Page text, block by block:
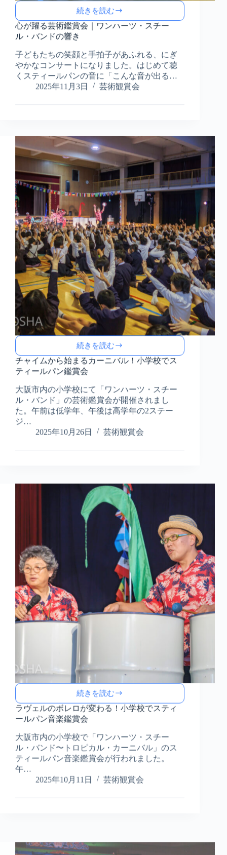
続きを読む
心
が
芸
術
鑑
賞
ハ
ー
ツ・
ス
ー
ル・
バ
ン
ド
の
響
き
心が躍る芸術鑑賞会｜ワンハーツ・スチー
ル・バンドの響き
子どもたちの笑顔と手拍子があふれる、にぎ
やかなコンサートになりました。はじめて聴
くスティールパンの音に「こんな音が出る…
2025年11月3日
芸術観賞会
続きを読む
チ
ャ
か
ら
始
る
小
学
賞
チャイムから始まるカーニバル！小学校でス
ティールパン鑑賞会
大阪市内の小学校にて「ワンハーツ・スチー
ル・バンド」の芸術鑑賞会が開催されまし
た。午前は低学年、午後は高学年の2ステー
ジ…
2025年10月26日
芸術観賞会
続きを読む
ラ
ヴ
ェ
の
ボ
レ
ロ
が
変
で
ラヴェルのボレロが変わる！小学校でスティ
ールパン音楽鑑賞会
大阪市内の小学校で「ワンハーツ・スチー
ル・バンド〜トロピカル・カーニバル」のス
ティールパン音楽鑑賞会が行われました。
午…
2025年10月11日
芸術観賞会